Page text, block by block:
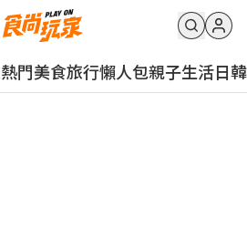
熱門美食旅行懶人包親子生活日韓